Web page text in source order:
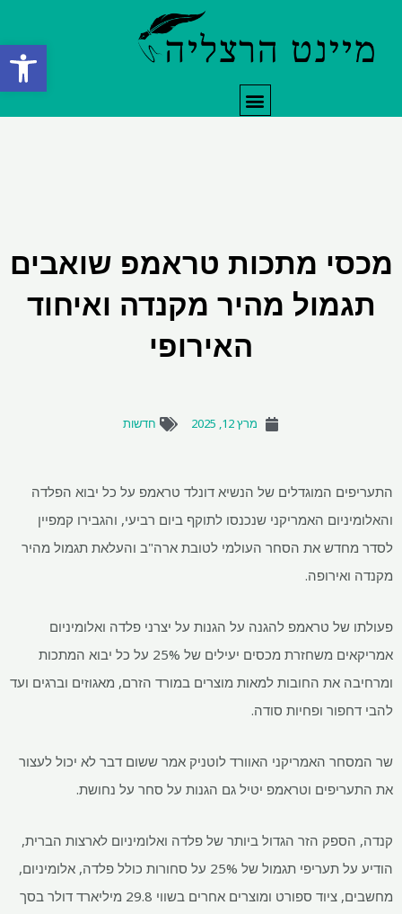
פתח
תפריט
מכסי מתכות טראמפ שואבים
תגמול מהיר מקנדה ואיחוד
האירופי
מרץ 12, 2025 חדשות
התעריפים המוגדלים של הנשיא דונלד טראמפ על כל יבוא הפלדה
והאלומיניום האמריקני שנכנסו לתוקף ביום רביעי, והגבירו קמפיין
לסדר מחדש את הסחר העולמי לטובת ארה"ב והעלאת תגמול מהיר
מקנדה ואירופה.
פעולתו של טראמפ להגנה על הגנות על יצרני פלדה ואלומיניום
אמריקאים משחזרת מכסים יעילים של 25% על כל יבוא המתכות
ומרחיבה את החובות למאות מוצרים במורד הזרם, מאגוזים וברגים ועד
להבי דחפור ופחיות סודה.
שר המסחר האמריקני האוורד לוטניק אמר ששום דבר לא יכול לעצור
את התעריפים וטראמפ יטיל גם הגנות על סחר על נחושת.
קנדה, הספק הזר הגדול ביותר של פלדה ואלומיניום לארצות הברית,
הודיע ​​על תעריפי תגמול של 25% על סחורות כולל פלדה, אלומיניום,
מחשבים, ציוד ספורט ומוצרים אחרים בשווי 29.8 מיליארד דולר בסך